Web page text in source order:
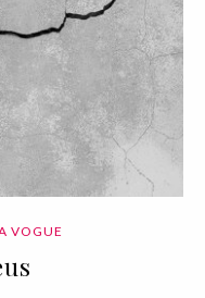
VOGUE